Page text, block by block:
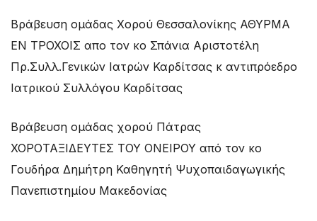
Βράβευση ομάδας Χορού Θεσσαλονίκης ΑΘΥΡΜΑ
ΕΝ ΤΡΟΧΟΙΣ απο τον κο Σπάνια Αριστοτέλη
Πρ.Συλλ.Γενικών Ιατρών Καρδίτσας κ αντιπρόεδρο
Ιατρικού Συλλόγου Καρδίτσας
Βράβευση ομάδας χορού Πάτρας
ΧΟΡΟΤΑΞΙΔΕΥΤΕΣ ΤΟΥ ΟΝΕΙΡΟΥ από τον κο
Γουδήρα Δημήτρη Καθηγητή Ψυχοπαιδαγωγικής
Πανεπιστημίου Μακεδονίας